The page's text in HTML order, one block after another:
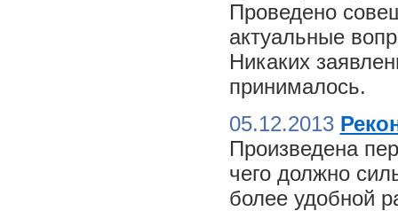
Проведено
актуальные
Никаких
принималось.
05.12.2013
Произведена
чего должно
более удобной